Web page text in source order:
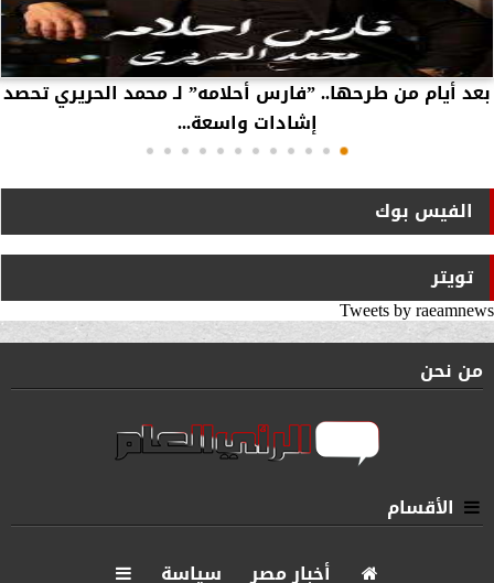
بعد أيام من طرحها.. ”فارس أحلامه” لـ محمد الحريري تحصد
إشادات واسعة...
الفيس بوك
تويتر
Tweets by raeamnews
من نحن
الأقسام
أخبار مصر
سياسة